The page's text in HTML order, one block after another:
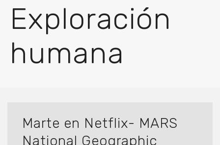
Exploración
humana
Marte en Netflix- MARS
National Geographic